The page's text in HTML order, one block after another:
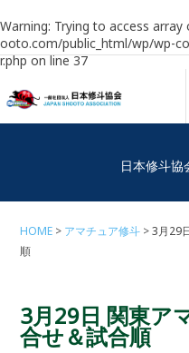
Warning: Trying to access
ooto.com/public_html/wp/wp-
r.phpon line37
日本修斗協
HOME アマチュア修斗
3月29
順
3月29日 関東ア
合せ＆試合順